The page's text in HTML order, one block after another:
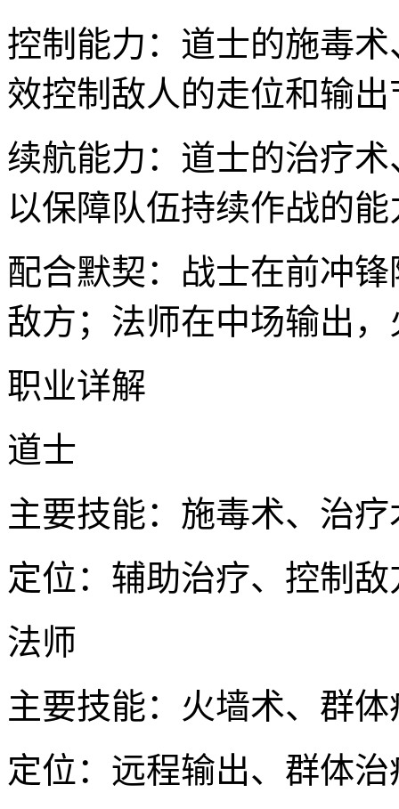
控制能力：道士的施毒
效控制敌人的走位和输出
续航能力：道士的治疗
以保障队伍持续作战的能
配合默契：战士在前冲
敌方；法师在中场输出
职业详解
道士
主要技能：施毒术、治
定位：辅助治疗、控制敌
法师
主要技能：火墙术、群
定位：远程输出、群体治